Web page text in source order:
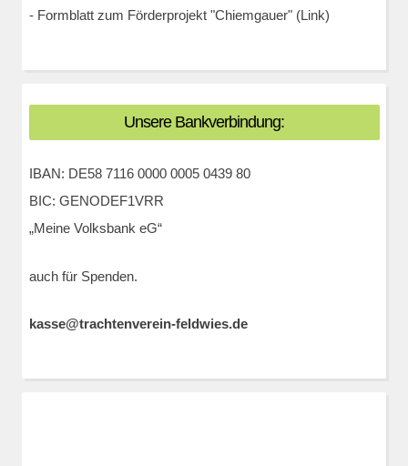
- Formblatt zum Förderprojekt "Chiemgauer" (Link)
Unsere Bankverbindung:
IBAN: DE58 7116 0000 0005 0439 80
BIC: GENODEF1VRR
„Meine Volksbank eG“
auch für Spenden.
kasse@trachtenverein-feldwies.de